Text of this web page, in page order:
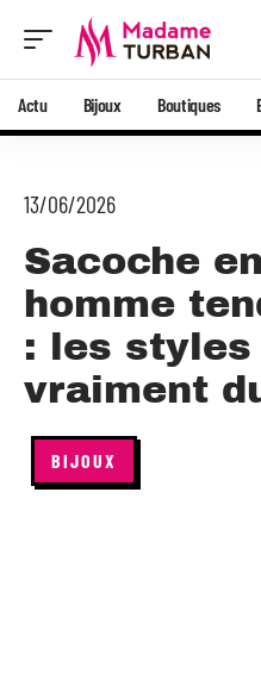
Actu Bijoux Boutiques
13/06/2026
Sacoche
homme
: les
vraiment
BIJOUX